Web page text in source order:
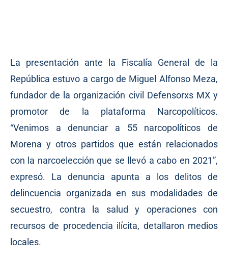
La presentación ante la Fiscalía General de la
República estuvo a cargo de Miguel Alfonso Meza,
fundador de la organización civil Defensorxs MX y
promotor de la plataforma Narcopolíticos.
“Venimos a denunciar a 55 narcopolíticos de
Morena y otros partidos que están relacionados
con la narcoelección que se llevó a cabo en 2021”,
expresó. La denuncia apunta a los delitos de
delincuencia organizada en sus modalidades de
secuestro, contra la salud y operaciones con
recursos de procedencia ilícita, detallaron medios
locales.